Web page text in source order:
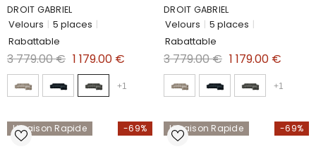
DROIT GABRIEL
Velours | 5 places |
Rabattable
3 779.00 € 1 179.00 €
+1
DROIT GABRIEL
Velours | 5 places |
Rabattable
3 779.00 € 1 179.00 €
+1
-69%
Livraison Rapide -69%
Livraison Rapide